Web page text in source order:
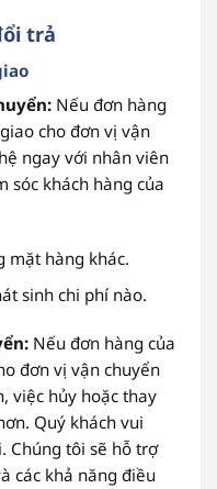
trả
Nếu đơn hàng
cho đơn vị vận
ngay với nhân viên
sóc khách hàng của
mặt hàng khác.
sinh chi phí nào.
Nếu đơn hàng của
đơn vị vận chuyển
việc hủy hoặc thay
Quý khách vui
Chúng tôi sẽ hỗ trợ
các khả năng điều